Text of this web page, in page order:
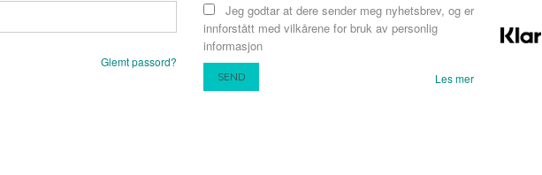
Glemt passord?
Jeg godtar at dere sender meg nyhetsbrev, og er
innforstått med vilkårene for bruk av personlig
informasjon
Les mer